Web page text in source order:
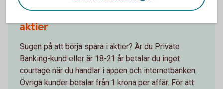
Öppna aktiedepå och börja spara i
aktier
Sugen på att börja spara i aktier? Är du Private
Banking-kund eller är 18-21 år betalar du inget
courtage när du handlar i appen och internetbanken.
Övriga kunder betalar från 1 krona per affär. För att